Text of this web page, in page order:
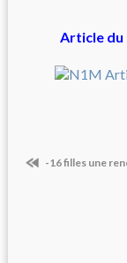
Article du
-16 filles une